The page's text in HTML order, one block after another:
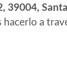
39004,
a